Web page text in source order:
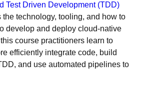
Test Driven Development (TDD)
the technology, tooling, and how to
develop and deploy cloud-native
course practitioners learn to
efficiently integrate code, build
and use automated pipelines to